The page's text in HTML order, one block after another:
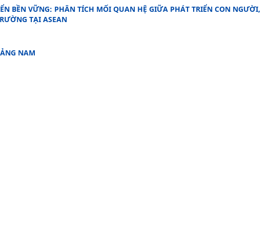
BỀN VỮNG: PHÂN TÍCH MỐI QUAN HỆ GIỮA PHÁT TRIỂN CON NGƯỜI,
TẠI ASEAN
NAM